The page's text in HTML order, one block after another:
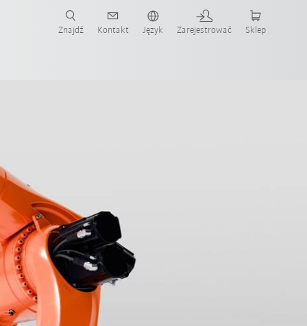
Znajdź Kontakt Język Zarejestrować Sklep